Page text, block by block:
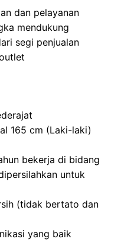
dan pelayanan
mendukung
segi penjualan
165 cm (Laki-laki)
bekerja di bidang
untuk
(tidak bertato dan
yang baik